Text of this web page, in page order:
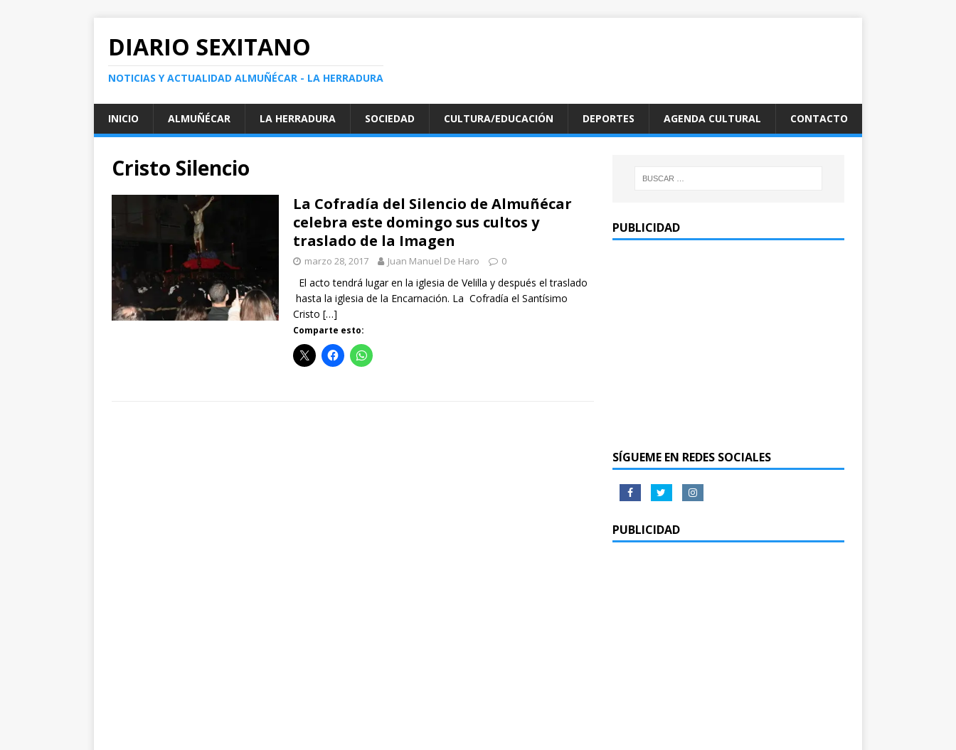
DIARIO SEXITANO
NOTICIAS Y ACTUALIDAD ALMUÑÉCAR - LA HERRADURA
INICIO ALMUÑÉCAR LA HERRADURA SOCIEDAD CULTURA/EDUCACIÓN DEPORTES AGENDA CULTURAL CONTACTO
Cristo Silencio
La Cofradía del Silencio de Almuñécar
celebra este domingo sus cultos y
traslado de la Imagen
marzo 28, 2017 Juan Manuel De Haro 0
El acto tendrá lugar en la iglesia de Velilla y después el traslado
hasta la iglesia de la Encarnación. La Cofradía el Santísimo
Cristo […]
Comparte esto:
PUBLICIDAD
SÍGUEME EN REDES SOCIALES
PUBLICIDAD